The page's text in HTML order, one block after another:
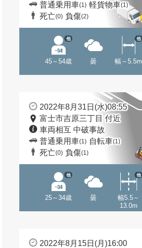
普通乗用車(1) 軽貨物車(1)
死亡(0) 負傷(2)
45～54歳
他
曇 幅～5.5m
他
2022年8月31日(水)08:55
富士市吉原三丁目 付近
車両相互 中破事故
普通乗用車(1) 自転車(1)
死亡(0) 負傷(1)
25～34歳
他
曇
幅5.5～
13.0m
他
2022年8月15日(月)16:00